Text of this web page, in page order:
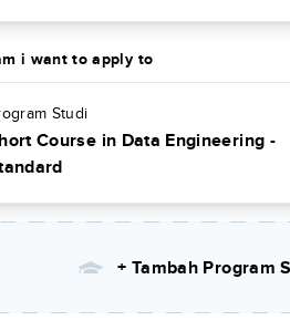
i want to apply to
Studi
Course in Data Engineering -
+ Tambah Program